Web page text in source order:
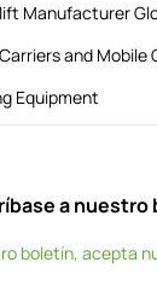
Manufacturer
and Mobile
Equipment
a nuestro
boletín, acepta